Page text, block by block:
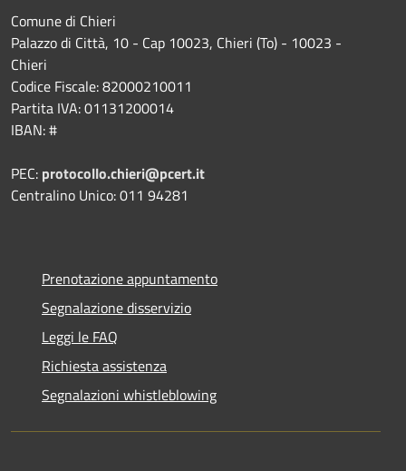
Comune di Chieri
Palazzo di Città, 10 - Cap 10023, Chieri (To) - 10023 -
Chieri
Codice Fiscale: 82000210011
Partita IVA: 01131200014
IBAN: #
PEC: protocollo.chieri@pcert.it
Centralino Unico: 011 94281
Prenotazione appuntamento
Segnalazione disservizio
Leggi le FAQ
Richiesta assistenza
Segnalazioni whistleblowing